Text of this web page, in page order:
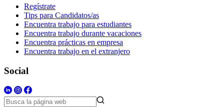
Regístrate
Tips para Candidatos/as
Encuentra trabajo para estudiantes
Encuentra trabajo durante vacaciones
Encuentra prácticas en empresa
Encuentra trabajo en el extranjero
Social